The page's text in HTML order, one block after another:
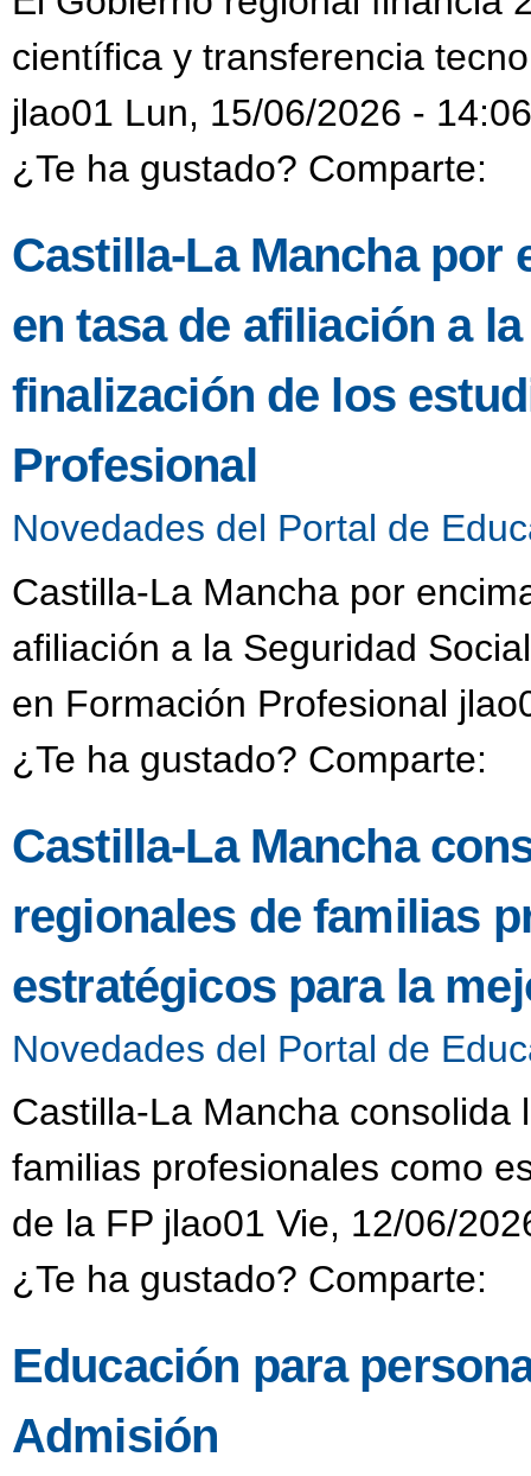
científica y transferencia
jlao01 Lun, 15/06/2026 - 14:06
¿Te ha gustado? Comparte:
Castilla-La Mancha por
en tasa de afiliación a
finalización de los
Profesional
Novedades del Portal de
Castilla-La Mancha por
afiliación a la Seguridad
en Formación Profesional
¿Te ha gustado? Comparte:
Castilla-La Mancha
regionales de familias
estratégicos para la
Novedades del Portal de
Castilla-La Mancha
familias profesionales como
de la FP jlao01 Vie, 12/06/
¿Te ha gustado? Comparte:
Educación para
Admisión